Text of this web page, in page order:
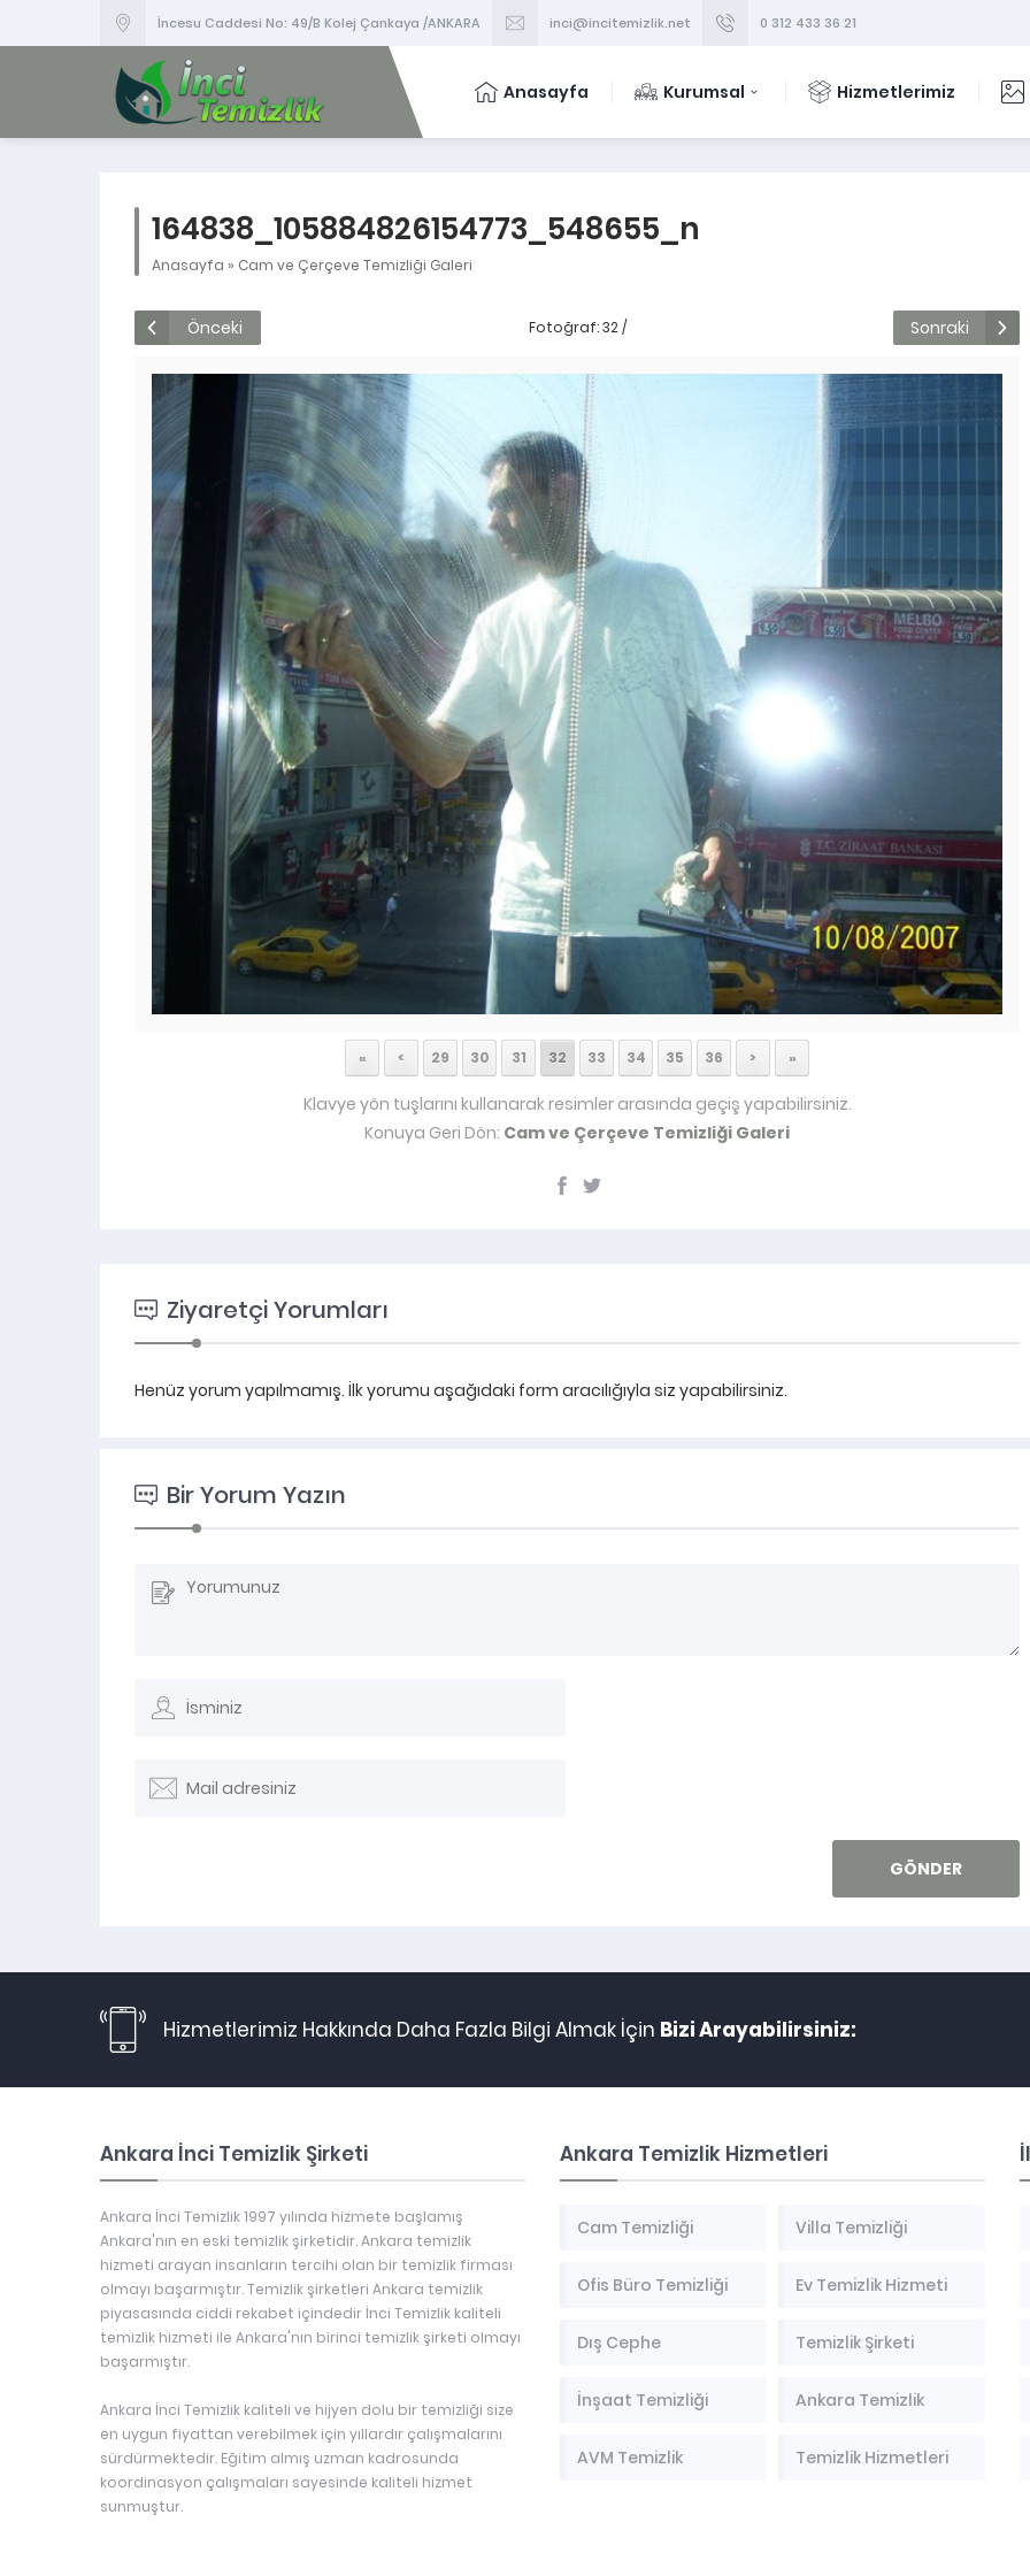
İncesu Caddesi No: 49/B Kolej Çankaya /ANKARA inci@incitemizlik.net 0 312 433 36 21
Anasayfa Kurumsal Hizmetlerimiz
164838_105884826154773_548655_n
Anasayfa » Cam ve Çerçeve Temizliği Galeri
Önceki
Fotoğraf: 32 /
Sonraki
« < 29 30 31 32 33 34 35 36 > »
Klavye yön tuşlarını kullanarak resimler arasında geçiş yapabilirsiniz.
Konuya Geri Dön: Cam ve Çerçeve Temizliği Galeri
Ziyaretçi Yorumları
Henüz yorum yapılmamış. İlk yorumu aşağıdaki form aracılığıyla siz yapabilirsiniz.
Bir Yorum Yazın
Hizmetlerimiz Hakkında Daha Fazla Bilgi Almak İçin Bizi Arayabilirsiniz:
Ankara İnci Temizlik Şirketi
Ankara İnci Temizlik 1997 yılında hizmete başlamış
Ankara'nın en eski temizlik şirketidir. Ankara temizlik
hizmeti arayan insanların tercihi olan bir temizlik firması
olmayı başarmıştır. Temizlik şirketleri Ankara temizlik
piyasasında ciddi rekabet içindedir İnci Temizlik kaliteli
temizlik hizmeti ile Ankara'nın birinci temizlik şirketi olmayı
başarmıştır.
Ankara İnci Temizlik kaliteli ve hijyen dolu bir temizliği size
en uygun fiyattan verebilmek için yıllardır çalışmalarını
sürdürmektedir. Eğitim almış uzman kadrosunda
koordinasyon çalışmaları sayesinde kaliteli hizmet
sunmuştur.
Ankara Temizlik Hizmetleri
Cam Temizliği Villa Temizliği
Ofis Büro Temizliği Ev Temizlik Hizmeti
Dış Cephe Temizlik Şirketi
İnşaat Temizliği Ankara Temizlik
AVM Temizlik Temizlik Hizmetleri